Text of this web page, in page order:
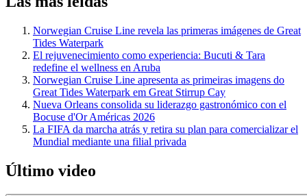
Norwegian Cruise Line revela las primeras imágenes de Great
Tides Waterpark
El rejuvenecimiento como experiencia: Bucuti & Tara
redefine el wellness en Aruba
Norwegian Cruise Line apresenta as primeiras imagens do
Great Tides Waterpark em Great Stirrup Cay
Nueva Orleans consolida su liderazgo gastronómico con el
Bocuse d'Or Américas 2026
La FIFA da marcha atrás y retira su plan para comercializar el
Mundial mediante una filial privada
Último video